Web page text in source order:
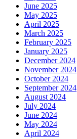
June 2025
May 2025
April 2025
March 2025
February 2025
January 2025
December 2024
November 2024
October 2024
September 2024
August 2024
July 2024
June 2024
May 2024
April 2024